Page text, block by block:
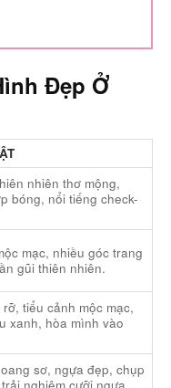
Đẹp Ở
nhiên thơ mộng,
bóng, nổi tiếng check-
mạc, nhiều góc trang
gũi thiên nhiên.
tiểu cảnh mộc mạc,
xanh, hòa mình vào
sơ, ngựa đẹp, chụp
nghiệm cưỡi ngựa.